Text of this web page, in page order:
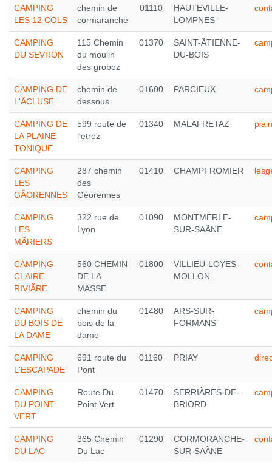
CAMPING
LES 12 COLS
chemin de
cormaranche
01110
HAUTEVILLE-
LOMPNES
CAMPING
DU SEVRON
115 Chemin
du moulin
des groboz
01370
SAINT-ÃTIENNE-
DU-BOIS
CAMPING DE
L'ÃCLUSE
chemin de
dessous
01600 PARCIEUX
CAMPING DE
LA PLAINE
TONIQUE
599 route de
l'etrez
01340 MALAFRETAZ
CAMPING
LES
GÃORENNES
287 chemin
des
Géorennes
01410 CHAMPFROMIER
CAMPING
LES
MÃRIERS
322 rue de
Lyon
01090
MONTMERLE-
SUR-SAÃNE
CAMPING
CLAIRE
RIVIÃRE
560 CHEMIN
DE LA
MASSE
01800
VILLIEU-LOYES-
MOLLON
CAMPING
DU BOIS DE
LA DAME
chemin du
bois de la
dame
01480
ARS-SUR-
FORMANS
CAMPING
L'ESCAPADE
691 route du
Pont
01160 PRIAY
CAMPING
DU POINT
VERT
Route Du
Point Vert
01470
SERRIÃRES-DE-
BRIORD
CAMPING
DU LAC
365 Chemin
Du Lac
01290
CORMORANCHE-
SUR-SAÃNE